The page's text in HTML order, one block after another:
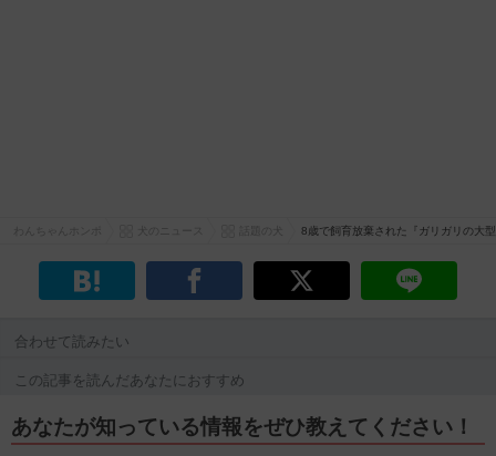
8歳で飼育放棄された『ガリガリの大
合わせて読みたい
この記事を読んだあなたにおすすめ
あなたが知っている情報をぜひ教えてください！